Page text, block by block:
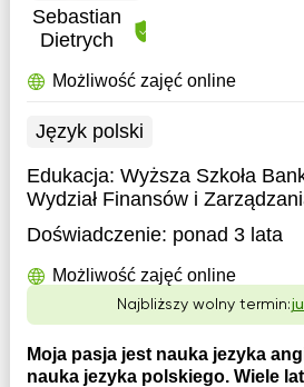
Sebastian
Dietrych
Możliwość zajęć online
Język polski
Edukacja: Wyższa Szkoła
Wydział Finansów i
Doświadczenie: ponad 3 lata
Możliwość zajęć online
Najbliższy wolny termin:
Moja pasja jest nauka jezyka
nauka jezyka polskiego. Wiele